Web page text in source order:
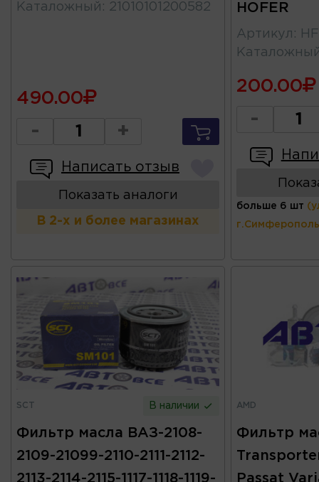
Каталожный : 21010101200582
490.00
- +
Написать отзыв
Показать аналоги
В 2-х и более магазинах
HOFER
Артикул :
200.00
-
больше 6 шт
SCT В наличии
Фильтр масла ВАЗ-2108-
2109-21099-2110-2111-2112-
2113-2114-2115-1117-1118-1119-
AMD
Фильтр
Passat